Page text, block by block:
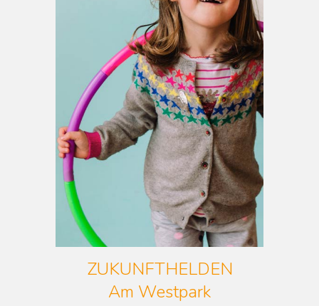
ZUKUNFTHELDEN
Am Westpark